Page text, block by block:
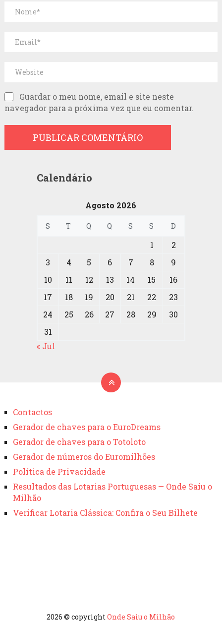
Guardar o meu nome, email e site neste
navegador para a próxima vez que eu comentar.
Calendário
Agosto 2026
S T Q Q S S D
1
2
3
4 5 6 7 8
9
10
11 12 13 14 15
16
17
18 19 20 21 22
23
24
25 26 27 28 29
30
31
« Jul
Contactos
Gerador de chaves para o EuroDreams
Gerador de chaves para o Totoloto
Gerador de números do Euromilhões
Política de Privacidade
Resultados das Lotarias Portuguesas — Onde Saiu o
Milhão
Verificar Lotaria Clássica: Confira o Seu Bilhete
2026 © copyrightOnde Saiu o Milhão